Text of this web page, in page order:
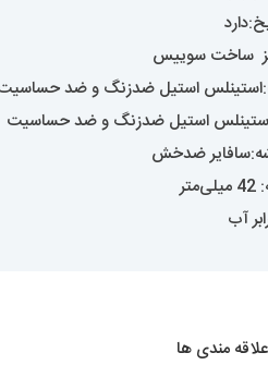
ساخت سوییس
استیل ضدزنگ و ضد
استیل ضدزنگ و ضد حساسیت
ضدخش
آب
مندی ها